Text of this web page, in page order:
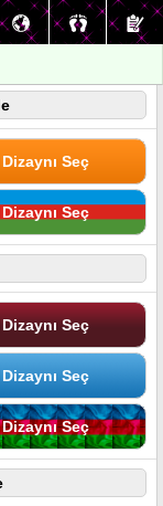
Seç
Seç
Seç
Seç
Seç